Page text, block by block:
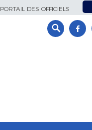
PORTAIL DES OFFICIELS